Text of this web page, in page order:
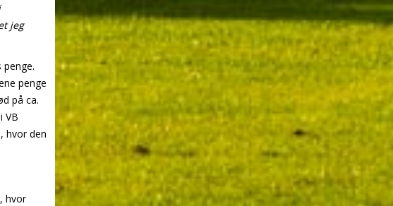
jeg
penge
på ca.
VB
hvor den
hvor